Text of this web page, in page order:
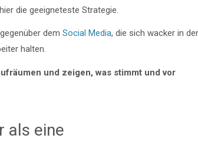
die geeigneteste Strategie.
dem Social Media, die sich wacker in
halten.
und zeigen, was stimmt und vor
als eine